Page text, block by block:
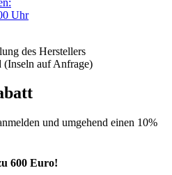
Uhr
des Herstellers
(Inseln auf Anfrage)
und umgehend einen 10%
600 Euro!